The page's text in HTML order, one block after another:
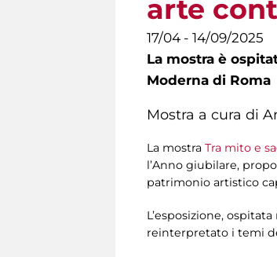
arte
17/04 - 14/09/2025
La mostra è
Moderna di Roma
Mostra a cura di
La mostra Tra mito e
l’Anno giubilare,
patrimonio artistico
L’esposizione,
reinterpretato i temi